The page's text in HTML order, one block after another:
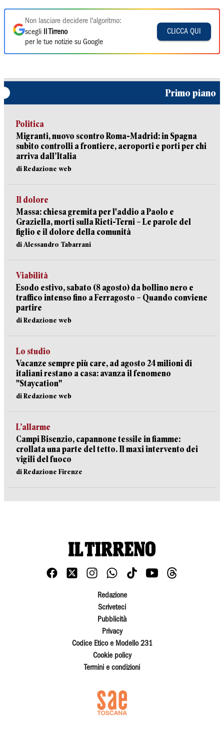
Non lasciare decidere l'algoritmo:
scegli
Il Tirreno
per le tue notizie su Google
CLICCA QUI
Primo piano
Politica
Migranti, nuovo scontro Roma-Madrid: in Spagna
subito controlli a frontiere, aeroporti e porti per chi
arriva dall’Italia
di Redazione web
Il dolore
Massa: chiesa gremita per l'addio a Paolo e
Graziella, morti sulla Rieti-Terni – Le parole del
figlio e il dolore della comunità
di Alessandro Tabarrani
Viabilità
Esodo estivo, sabato (8 agosto) da bollino nero e
traffico intenso fino a Ferragosto – Quando conviene
partire
di Redazione web
Lo studio
Vacanze sempre più care, ad agosto 24 milioni di
italiani restano a casa: avanza il fenomeno
"Staycation"
di Redazione web
L’allarme
Campi Bisenzio, capannone tessile in fiamme:
crollata una parte del tetto. Il maxi intervento dei
vigili del fuoco
di Redazione Firenze
Redazione
Scriveteci
Pubblicità
Privacy
Codice Etico e Modello 231
Cookie policy
Termini e condizioni